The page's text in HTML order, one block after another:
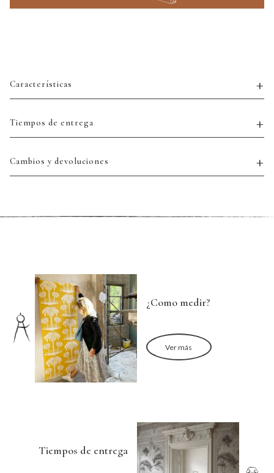
Características
Tiempos de entrega
Cambios y devoluciones
¿Como medir?
Ver más
Tiempos de entrega